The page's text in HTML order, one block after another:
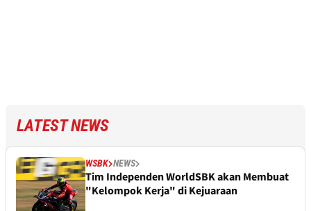
LATEST NEWS
WSBK NEWS
Tim Independen WorldSBK akan Membuat
"Kelompok Kerja" di Kejuaraan